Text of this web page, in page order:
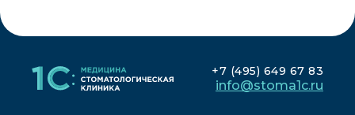
+7 (495) 649 67 83
info@stoma1c.ru